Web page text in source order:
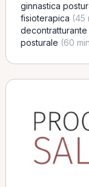
ginnastica
fisioterapica (45
decontratturante
posturale (60